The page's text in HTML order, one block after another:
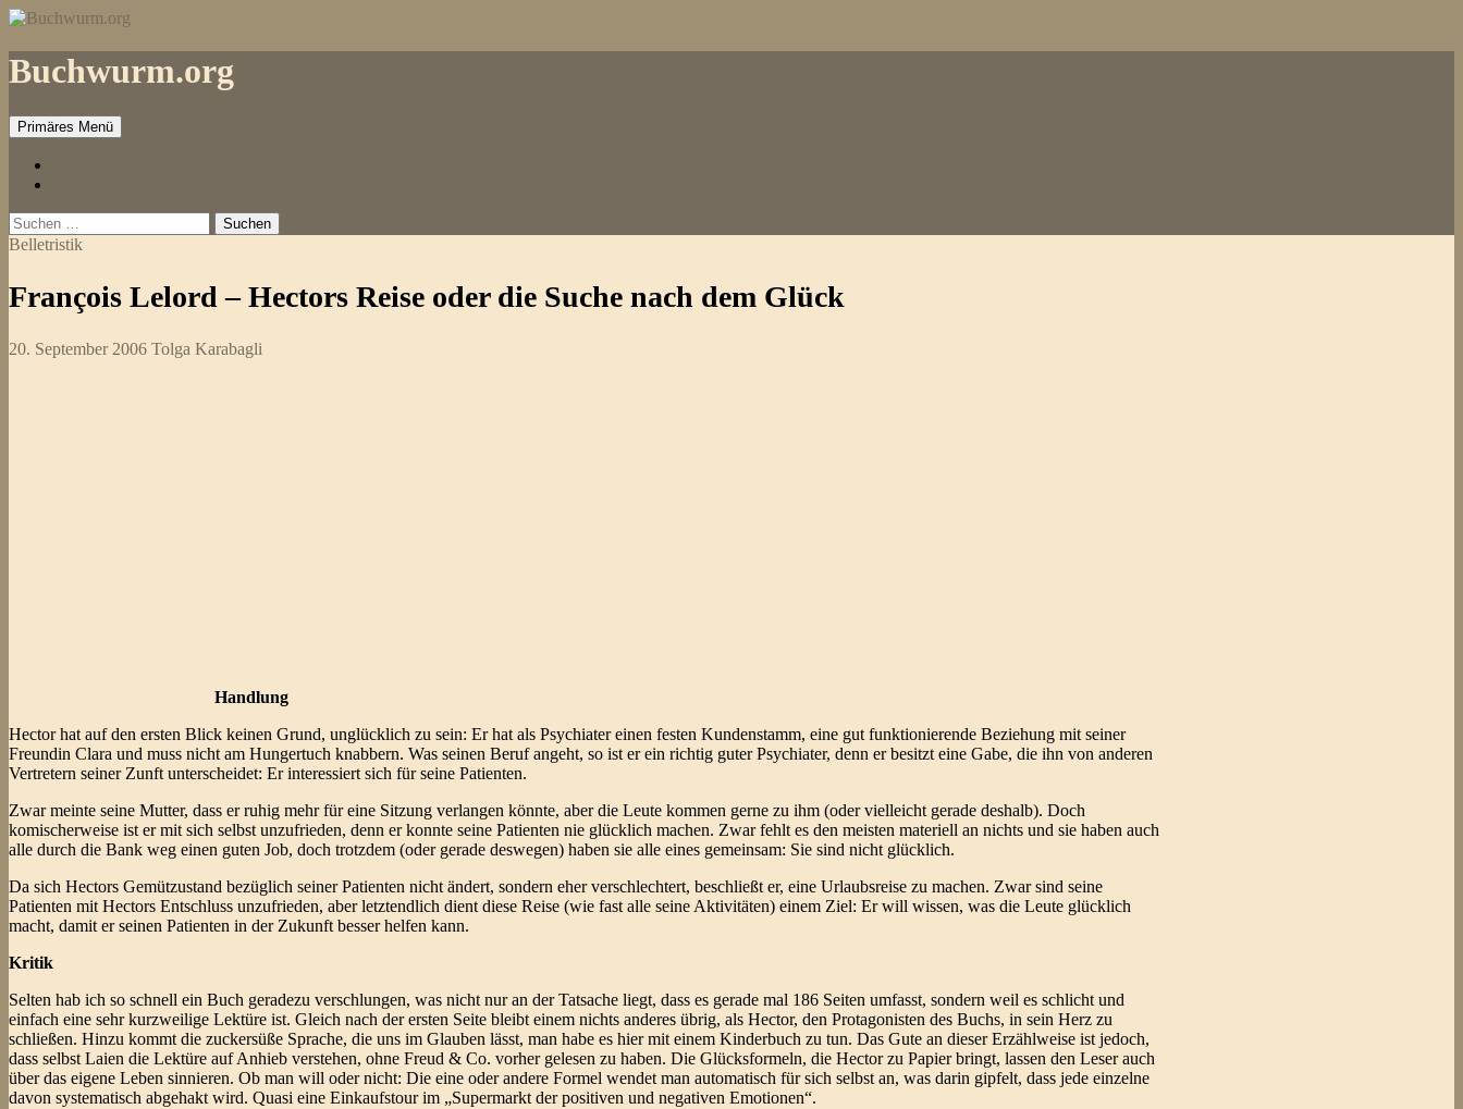
Zum
springen
Buchwurm.org
Primäres Menü
Suchen
nach:
Belletristik
François Lelord – Hectors Reise oder die Suche nach dem Glück
20. September 2006 Tolga Karabagli
Handlung
Hector hat auf den ersten Blick keinen Grund, unglücklich zu sein: Er hat als Psychiater einen festen Kundenstamm, eine gut funktionierende Beziehung mit seiner
Freundin Clara und muss nicht am Hungertuch knabbern. Was seinen Beruf angeht, so ist er ein richtig guter Psychiater, denn er besitzt eine Gabe, die ihn von anderen
Vertretern seiner Zunft unterscheidet: Er interessiert sich für seine Patienten.
Zwar meinte seine Mutter, dass er ruhig mehr für eine Sitzung verlangen könnte, aber die Leute kommen gerne zu ihm (oder vielleicht gerade deshalb). Doch
komischerweise ist er mit sich selbst unzufrieden, denn er konnte seine Patienten nie glücklich machen. Zwar fehlt es den meisten materiell an nichts und sie haben auch
alle durch die Bank weg einen guten Job, doch trotzdem (oder gerade deswegen) haben sie alle eines gemeinsam: Sie sind nicht glücklich.
Da sich Hectors Gemützustand bezüglich seiner Patienten nicht ändert, sondern eher verschlechtert, beschließt er, eine Urlaubsreise zu machen. Zwar sind seine
Patienten mit Hectors Entschluss unzufrieden, aber letztendlich dient diese Reise (wie fast alle seine Aktivitäten) einem Ziel: Er will wissen, was die Leute glücklich
macht, damit er seinen Patienten in der Zukunft besser helfen kann.
Kritik
Selten hab ich so schnell ein Buch geradezu verschlungen, was nicht nur an der Tatsache liegt, dass es gerade mal 186 Seiten umfasst, sondern weil es schlicht und
einfach eine sehr kurzweilige Lektüre ist. Gleich nach der ersten Seite bleibt einem nichts anderes übrig, als Hector, den Protagonisten des Buchs, in sein Herz zu
schließen. Hinzu kommt die zuckersüße Sprache, die uns im Glauben lässt, man habe es hier mit einem Kinderbuch zu tun. Das Gute an dieser Erzählweise ist jedoch,
dass selbst Laien die Lektüre auf Anhieb verstehen, ohne Freud & Co. vorher gelesen zu haben. Die Glücksformeln, die Hector zu Papier bringt, lassen den Leser auch
über das eigene Leben sinnieren. Ob man will oder nicht: Die eine oder andere Formel wendet man automatisch für sich selbst an, was darin gipfelt, dass jede einzelne
davon systematisch abgehakt wird. Quasi eine Einkaufstour im „Supermarkt der positiven und negativen Emotionen“.